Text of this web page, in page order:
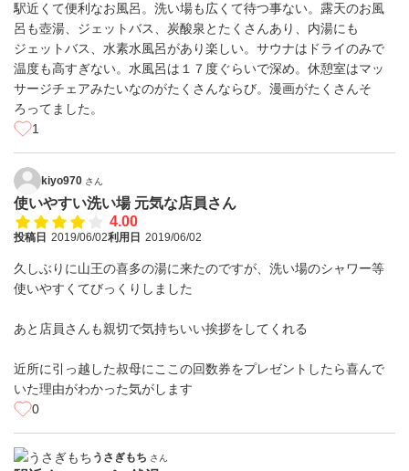
駅近くて便利なお風呂。洗い場も広くて待つ事ない。露天のお風
呂も壺湯、ジェットバス、炭酸泉とたくさんあり、内湯にも
ジェットバス、水素水風呂があり楽しい。サウナはドライのみで
温度も高すぎない。水風呂は１７度ぐらいで深め。休憩室はマッ
サージチェアみたいなのがたくさんならび。漫画がたくさんそ
ろってました。
1
kiyo970 さん
使いやすい洗い場 元気な店員さん
4.00
投稿日 2019/06/02利用日 2019/06/02
久しぶりに山王の喜多の湯に来たのですが、洗い場のシャワー等
使いやすくてびっくりしました
あと店員さんも親切で気持ちいい挨拶をしてくれる
近所に引っ越した叔母にここの回数券をプレゼントしたら喜んで
いた理由がわかった気がします
0
うさぎもち さん